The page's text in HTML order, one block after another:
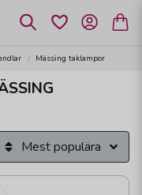
Mässing taklampor
Mest populära